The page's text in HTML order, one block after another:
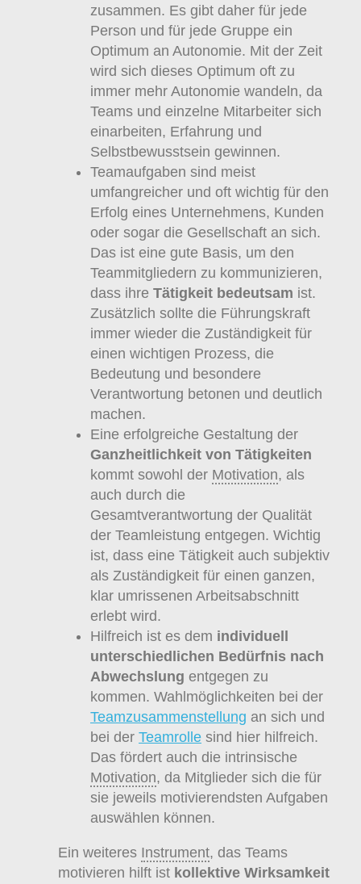
zusammen. Es gibt daher für jede
Person und für jede Gruppe ein
Optimum an Autonomie. Mit der Zeit
wird sich dieses Optimum oft zu
immer mehr Autonomie wandeln, da
Teams und einzelne Mitarbeiter sich
einarbeiten, Erfahrung und
Selbstbewusstsein gewinnen.
Teamaufgaben sind meist
umfangreicher und oft wichtig für den
Erfolg eines Unternehmens, Kunden
oder sogar die Gesellschaft an sich.
Das ist eine gute Basis, um den
Teammitgliedern zu kommunizieren,
dass ihre Tätigkeit bedeutsam ist.
Zusätzlich sollte die Führungskraft
immer wieder die Zuständigkeit für
einen wichtigen Prozess, die
Bedeutung und besondere
Verantwortung betonen und deutlich
machen.
Eine erfolgreiche Gestaltung der
Ganzheitlichkeit von Tätigkeiten
kommt sowohl der Motivation, als
auch durch die
Gesamtverantwortung der Qualität
der Teamleistung entgegen. Wichtig
ist, dass eine Tätigkeit auch subjektiv
als Zuständigkeit für einen ganzen,
klar umrissenen Arbeitsabschnitt
erlebt wird.
Hilfreich ist es dem individuell
unterschiedlichen Bedürfnis nach
Abwechslung entgegen zu
kommen. Wahlmöglichkeiten bei der
Teamzusammenstellung an sich und
bei der Teamrolle sind hier hilfreich.
Das fördert auch die intrinsische
Motivation, da Mitglieder sich die für
sie jeweils motivierendsten Aufgaben
auswählen können.
Ein weiteres Instrument, das Teams
motivieren hilft ist kollektive Wirksamkeit